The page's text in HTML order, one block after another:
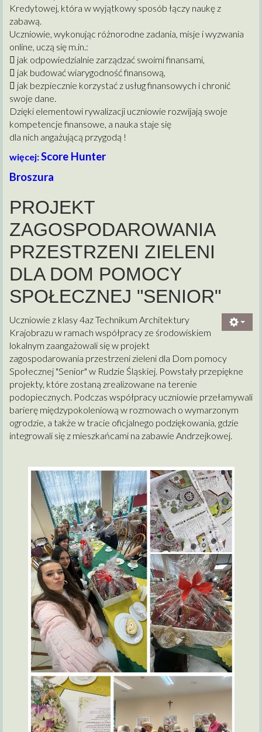
Kredytowej, która w wyjątkowy sposób łączy naukę z
zabawą.
Uczniowie, wykonując różnorodne zadania, misje i wyzwania
online, uczą się m.in.:
 jak odpowiedzialnie zarządzać swoimi finansami,
 jak budować wiarygodność finansową,
 jak bezpiecznie korzystać z usług finansowych i chronić
swoje dane.
Dzięki elementowi rywalizacji uczniowie rozwijają swoje
kompetencje finansowe, a nauka staje się
dla nich angażującą przygodą !
więcej:Score Hunter
Broszura
PROJEKT
ZAGOSPODAROWANIA
PRZESTRZENI ZIELENI
DLA DOM POMOCY
SPOŁECZNEJ "SENIOR"
Uczniowie z klasy 4az Technikum Architektury
Krajobrazu w ramach współpracy ze środowiskiem
lokalnym zaangażowali się w projekt
zagospodarowania przestrzeni zieleni dla Dom pomocy
Społecznej "Senior" w Rudzie Śląskiej. Powstały przepiękne
projekty, które zostaną zrealizowane na terenie
podopiecznych. Podczas współpracy uczniowie przełamywali
barierę międzypokoleniową w rozmowach o wymarzonym
ogrodzie, a także w tracie oficjalnego podziękowania, gdzie
integrowali się z mieszkańcami na zabawie Andrzejkowej.